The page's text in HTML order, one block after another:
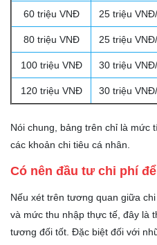
60 triệu VNĐ 25 triệu
80 triệu VNĐ 25 triệu
100 triệu VNĐ 30 triệu
120 triệu VNĐ 30 triệu
Nói chung, bảng trên chỉ là mức
các khoản chi tiêu cá nhân.
Có nên đầu tư chi phí
Nếu xét trên tương quan giữa
và mức thu nhập thực tế, đây là
tương đối tốt. Đặc biệt đối với